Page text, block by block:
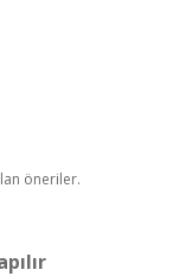
öneriler.